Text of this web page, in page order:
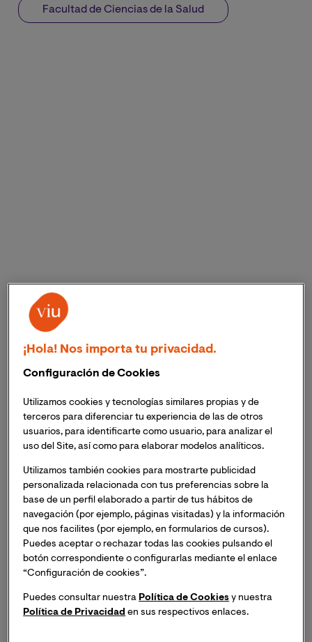
Facultad de Ciencias de la Salud
El curso celebrará su 14ª edición,
presencial,en el Hospital de la Ribera (Alzira,
La Universidad Internacional de Valencia, a través
de la Cátedra VIU-NED en Neurociencia Global y
Cambio Social oferta 4 becas para asistir al curso
a las que pueden optar los profesionales
sanitarios interesados.
Los interesados tienen hasta el día 23 de
septiembre para presentar sus postulaciones.
La Cátedra VIU-NED en Neurociencia Global y Cambio
Social, creada por la Universidad Internacional de
Valencia y Fundación NED, ha lanzado este 9 de
septiembre la convocatoria oficial para postular a una
¡Hola! Nos importa tu privacidad.
Configuración de Cookies
Utilizamos cookies y tecnologías similares propias y de
terceros para diferenciar tu experiencia de las de otros
usuarios, para identificarte como usuario, para analizar el
uso del Site, así como para elaborar modelos analíticos.
Utilizamos también cookies para mostrarte publicidad
personalizada relacionada con tus preferencias sobre la
base de un perfil elaborado a partir de tus hábitos de
navegación (por ejemplo, páginas visitadas) y la información
que nos facilites (por ejemplo, en formularios de cursos).
Puedes aceptar o rechazar todas las cookies pulsando el
botón correspondiente o configurarlas mediante el enlace
“Configuración de cookies”.
Puedes consultar nuestra Política de Cookies y nuestra
Política de Privacidad en sus respectivos enlaces.